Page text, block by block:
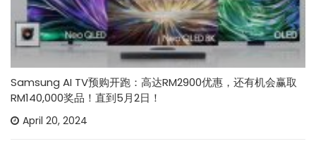
Samsung AI TV预购开跑：高达RM2900优惠，还有机会赢取
RM140,000奖品！直到5月2日！
April 20, 2024